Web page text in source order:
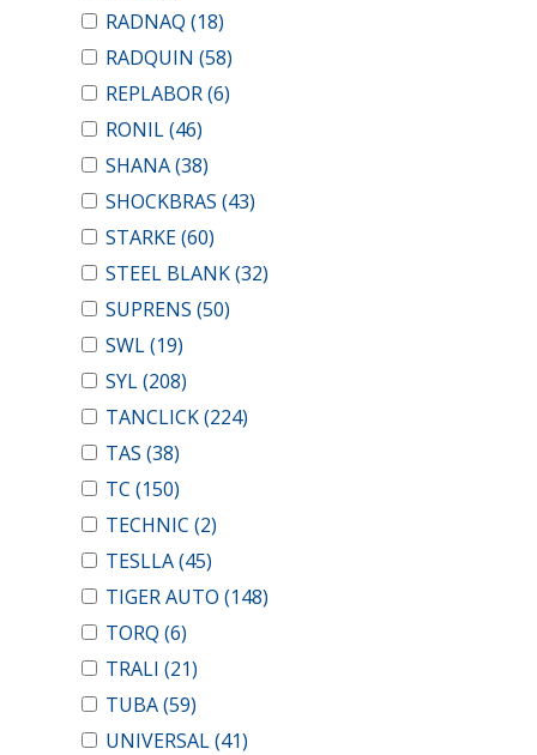
RADNAQ (18)
RADQUIN (58)
REPLABOR(6)
RONIL(46)
SHANA(38)
SHOCKBRAS (43)
STARKE(60)
STEEL BLANK(32)
SUPRENS (50)
SWL(19)
SYL(208)
TANCLICK(224)
TAS (38)
TC (150)
TECHNIC (2)
TESLLA(45)
TIGER AUTO (148)
TORQ (6)
TRALI (21)
TUBA(59)
UNIVERSAL(41)